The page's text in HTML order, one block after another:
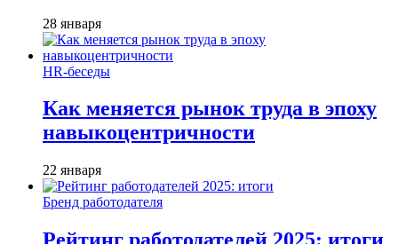
28 января
HR-беседы
Как меняется рынок труда в эпоху
навыкоцентричности
22 января
Бренд работодателя